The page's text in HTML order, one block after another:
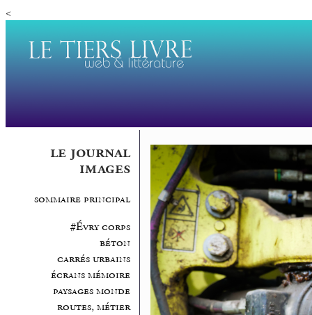
<
le journal
images
sommaire principal
#Évry corps
béton
carrés urbains
écrans mémoire
paysages monde
routes, métier